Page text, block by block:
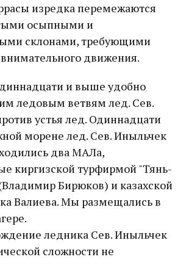
изредка перемежаются
осыпными и
склонами, требующими
внимательного движения.
и выше удобно
ледовым ветвям лед. Сев.
устья лед. Одиннадцати
морене лед. Сев. Иныльчек
два МАЛа,
киргизской турфирмой "Тянь-
Бирюков) и казахской
Валиева. Мы размещались в
ледника Сев. Иныльчек
сложности не